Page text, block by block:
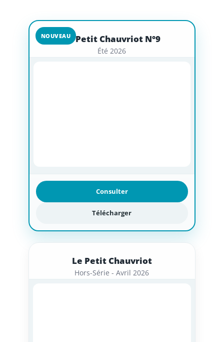
NOUVEAULe Petit Chauvriot N°9
Été 2026
Consulter
Télécharger
Le Petit Chauvriot
Hors-Série - Avril 2026